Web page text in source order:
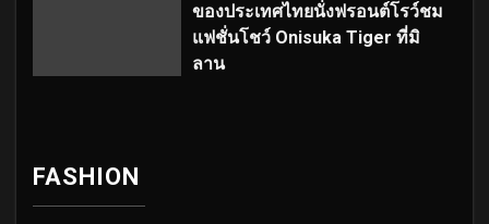
ของประเทศไทยนั่งฟรอนต์โรว์ชม
แฟชั่นโชว์ Onisuka Tiger ที่มิ
ลาน
FASHION